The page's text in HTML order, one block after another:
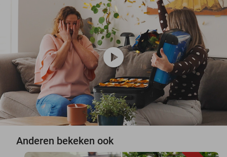
play_circle
Anderen bekeken ook